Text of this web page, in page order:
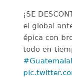
¡SE
el global
épica con
todo en